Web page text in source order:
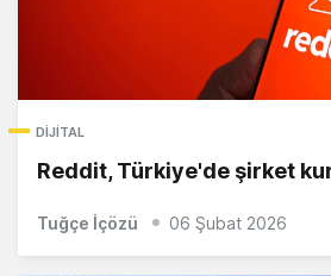
DIJITAL
Reddit, Türkiye'de şirket
Tuğçe İçözü 06 Şubat 2026